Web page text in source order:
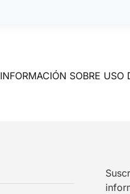
INFORMACIÓN SOBRE